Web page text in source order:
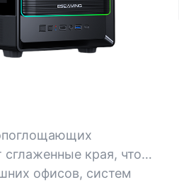
края, что
шум при работе
офисов, систем